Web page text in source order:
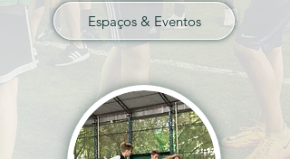
Espaços & Eventos